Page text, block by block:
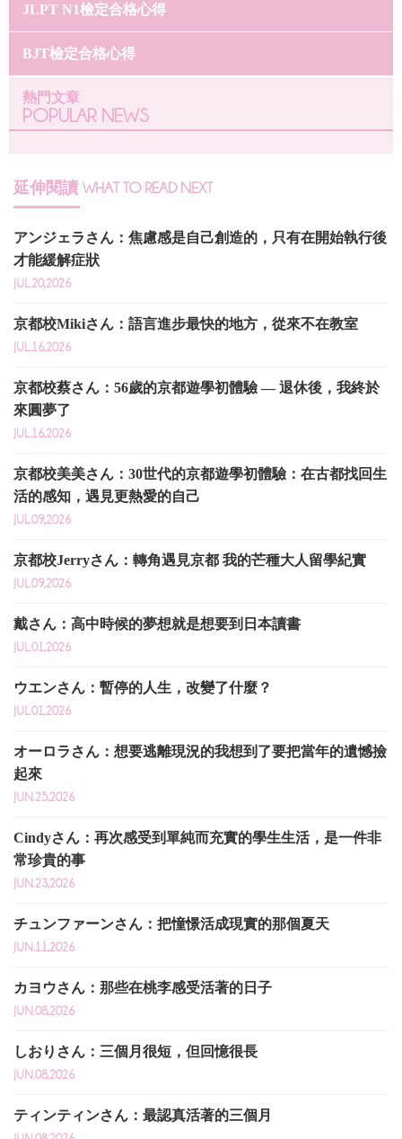
JLPT N1檢定合格心得
BJT檢定合格心得
熱門文章
POPULAR NEWS
延伸閱讀 WHAT TO READ NEXT
アンジェラさん：焦慮感是自己創造的，只有在開始執行後
才能緩解症狀
JUL.20,2026
京都校Mikiさん：語言進步最快的地方，從來不在教室
JUL.16,2026
京都校蔡さん：56歲的京都遊學初體驗 — 退休後，我終於
來圓夢了
JUL.16,2026
京都校美美さん：30世代的京都遊學初體驗：在古都找回生
活的感知，遇見更熱愛的自己
JUL.09,2026
京都校Jerryさん：轉角遇見京都 我的芒種大人留學紀實
JUL.09,2026
戴さん：高中時候的夢想就是想要到日本讀書
JUL.01,2026
ウエンさん：暫停的人生，改變了什麼？
JUL.01,2026
オーロラさん：想要逃離現況的我想到了要把當年的遺憾撿
起來
JUN.25,2026
Cindyさん：再次感受到單純而充實的學生生活，是一件非
常珍貴的事
JUN.23,2026
チュンファーンさん：把憧憬活成現實的那個夏天
JUN.11,2026
カヨウさん：那些在桃李感受活著的日子
JUN.08,2026
しおりさん：三個月很短，但回憶很長
JUN.08,2026
ティンティンさん：最認真活著的三個月